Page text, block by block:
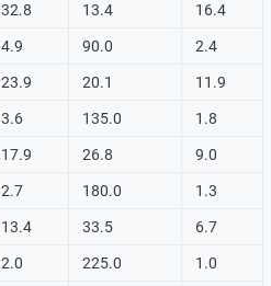
32.8 13.4 16.4
4.9 90.0 2.4
23.9 20.1 11.9
3.6 135.0 1.8
17.9 26.8 9.0
2.7 180.0 1.3
13.4 33.5 6.7
2.0 225.0 1.0